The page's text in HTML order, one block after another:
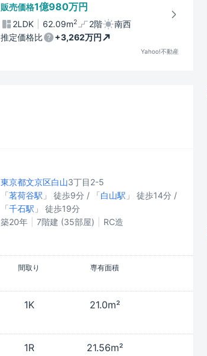
販売価格1億980万円
2LDK 62.09m2 2階
南西
推定価格比
+3,262万円
Yahoo!不動産
東京都文京区白山3丁目2-5
「茗荷谷駅 」 徒歩9分 / 「白山駅 」 徒歩14分 /
「千石駅 」 徒歩19分
築20年
7階建 (35部屋) RC造
間取り
専有面積
1K
21.0m²
1R
21.56m²